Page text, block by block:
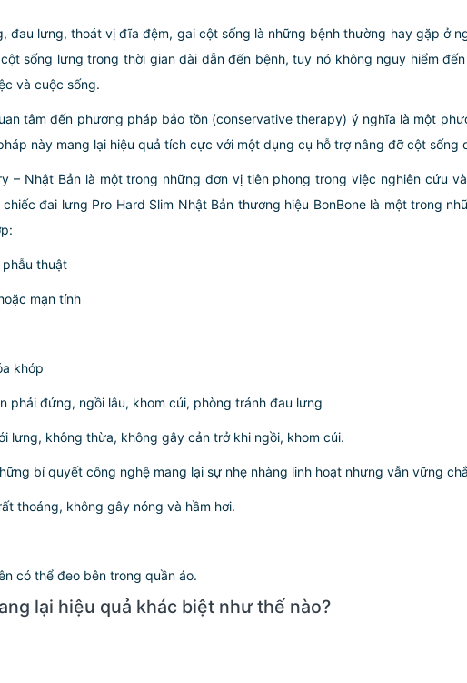
đau lưng, thoát vị đĩa đệm, gai cột sống là những bệnh thường hay gặp ở
sống lưng trong thời gian dài dẫn đến bệnh, tuy nó không nguy hiểm
và cuộc sống.
tâm đến phương pháp bảo tồn (conservative therapy) ý nghĩa là một
này mang lại hiệu quả tích cực với một dụng cụ hỗ trợ nâng đỡ cột sống
– Nhật Bản là một trong những đơn vị tiên phong trong việc nghiên cứu
chiếcđai lưng Pro Hard Slim Nhật Bản thương hiệu BonBonelà một trong
phẫu thuật
mạn tính
khớp
phải đứng, ngồi lâu, khom cúi, phòng tránh đau lưng
lưng, không thừa, không gây cản trở khi ngồi, khom cúi.
bí quyết công nghệ mang lại sự nhẹ nhàng linh hoạt nhưng vẫn vững
thoáng, không gây nóng và hầm hơi.
có thể đeo bên trong quần áo.
lại hiệu quả khác biệt như thế nào?